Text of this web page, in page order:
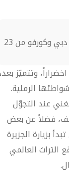
سيتم تشغييل رحلات موسم الصيف هذا بين دبي وكورفو من 23
وتتميّز
الرملية.
عند التجوّل
فضلاً عن بعض
بزيارة الجزيرة
التراث العالمي